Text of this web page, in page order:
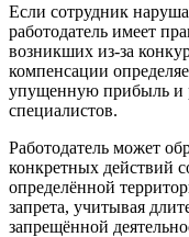
Если сотрудник
работодатель имеет
возникших из-за
компенсации
упущенную прибыль и
специалистов.
Работодатель может
конкретных действий
определённой
запрета, учитывая
запрещённой